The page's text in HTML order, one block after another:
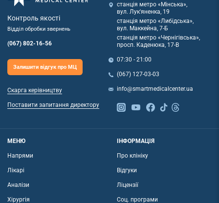
Контроль якості
Відділ обробки звернень
(067) 802-16-56
Залишити відгук про МЦ
Скарга керівництву
Поставити запитання директору
станція метро «Мінська»,
вул. Лук'яненка, 19
станція метро «Либідська»,
вул. Маккейна, 7-Б
станція метро «Чернігівська»,
просп. Каденюка, 17-В
07:30 - 21:00
(067) 127-03-03
info@smartmedicalcenter.ua
МЕНЮ
Напрями
Лікарі
Аналізи
Хірургія
ІНФОРМАЦІЯ
Про клініку
Відгуки
Ліцензії
Соц. програми